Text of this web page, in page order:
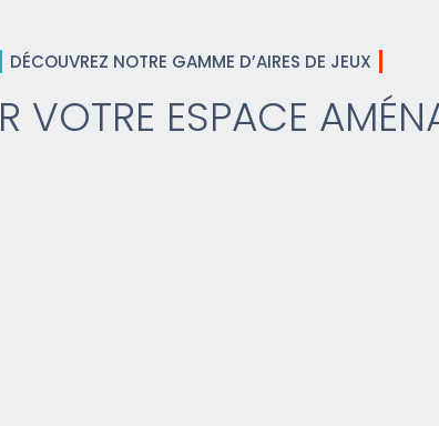
DÉCOUVREZ NOTRE GAMME D’AIRES DE JEUX
VOTRE ESPACE